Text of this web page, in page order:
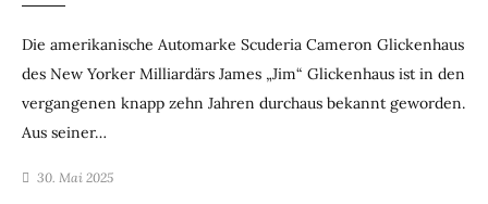
Die amerikanische Automarke Scuderia Cameron Glickenhaus
des New Yorker Milliardärs James „Jim“ Glickenhaus ist in den
vergangenen knapp zehn Jahren durchaus bekannt geworden.
Aus seiner…
30. Mai 2025